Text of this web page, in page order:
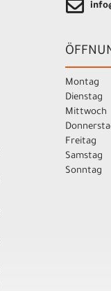
Montag
Dienstag
Mittwoch
Freitag
Samstag
Sonntag